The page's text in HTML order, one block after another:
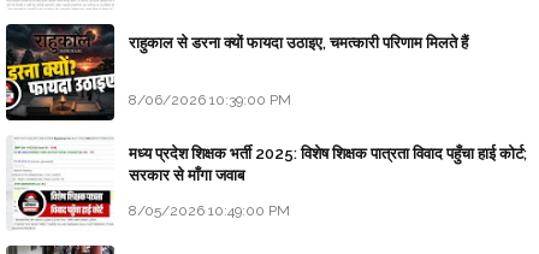
राहुकाल से डरना क्यों फायदा उठाइए, चमत्कारी परिणाम मिलते हैं
8/06/2026 10:39:00 PM
मध्य प्रदेश शिक्षक भर्ती 2025: विशेष शिक्षक पात्रता विवाद पहुँचा हाई कोर्ट;
सरकार से माँगा जवाब
8/05/2026 10:49:00 PM